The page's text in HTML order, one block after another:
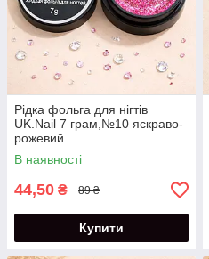
Рідка фольга для нігтів
UK.Nail 7 грам,№10 яскраво-
рожевий
В наявності
44,50 ₴ 89 ₴
Купити